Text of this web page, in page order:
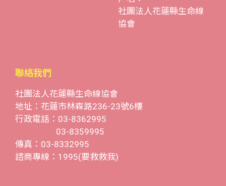
社團法人花蓮縣生命線
協會
聯絡我們
社團法人花蓮縣生命線協會
地址：花蓮市林森路236-23號6樓
行政電話：03-8362995
03-8359995
傳真：03-8332995
諮商專線：1995(要救救我)